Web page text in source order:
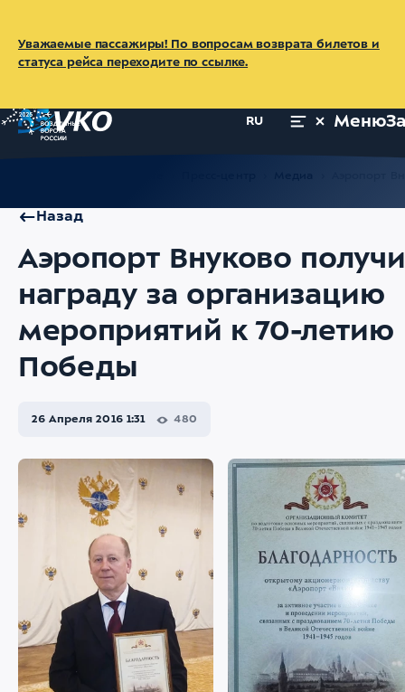
Уважаемые пассажиры! По вопросам возврата билетов и
статуса рейса переходите по ссылке.
RU Меню
Назад
Аэропорт Внуково
награду за организацию
мероприятий к 70-летию
Победы
26 Апреля 2016 1:31 480